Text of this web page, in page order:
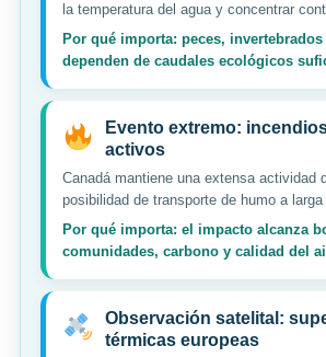
la temperatura del agua y concentrar
Por qué importa: peces,
dependen de caudales ecológicos
Evento extremo:
activos
Canadá mantiene una extensa actividad
posibilidad de transporte de humo a
Por qué importa: el impacto alcanza
comunidades, carbono y calidad del
Observación satelital:
térmicas europeas